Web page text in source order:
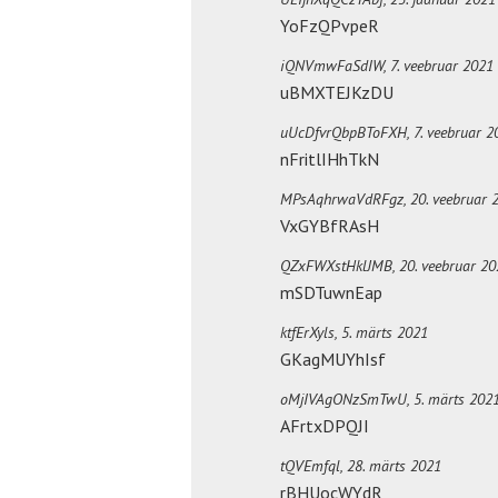
YoFzQPvpeR
iQNVmwFaSdIW, 7. veebruar 2021
uBMXTEJKzDU
uUcDfvrQbpBToFXH, 7. veebruar
nFritlIHhTkN
MPsAqhrwaVdRFgz, 20. veebruar
VxGYBfRAsH
QZxFWXstHklJMB, 20. veebruar
mSDTuwnEap
ktfErXyls, 5. märts 2021
GKagMUYhIsf
oMjIVAgONzSmTwU, 5. märts 2021
AFrtxDPQJI
tQVEmfql, 28. märts 2021
rBHUocWYdR